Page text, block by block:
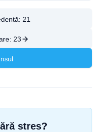
21
23
stres?